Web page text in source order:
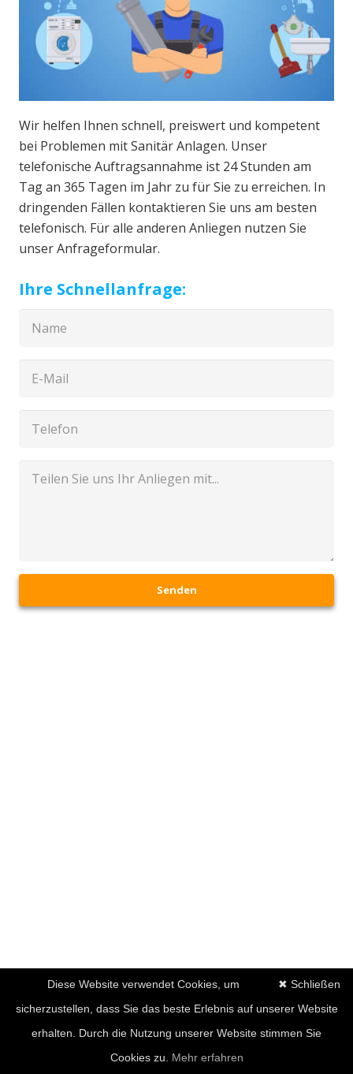
Wir helfen Ihnen schnell, preiswert und kompetent
bei Problemen mit Sanitär Anlagen. Unser
telefonische Auftragsannahme ist 24 Stunden am
Tag an 365 Tagen im Jahr zu für Sie zu erreichen. In
dringenden Fällen kontaktieren Sie uns am besten
telefonisch. Für alle anderen Anliegen nutzen Sie
unser Anfrageformular.
Ihre Schnellanfrage:
Senden
✖ Schließen
Diese Website verwendet Cookies, um
sicherzustellen, dass Sie das beste Erlebnis auf unserer Website
erhalten. Durch die Nutzung unserer Website stimmen Sie
Cookies zu. Mehr erfahren